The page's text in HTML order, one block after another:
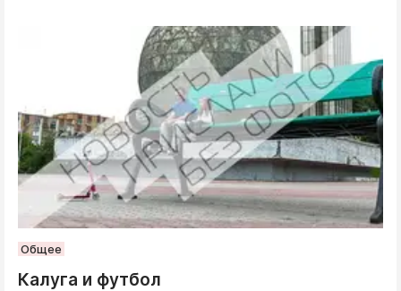
Общее
Калуга и футбол